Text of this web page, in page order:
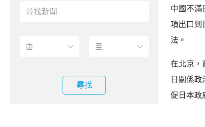
尋找
中國不滿
項出口到
法。
在北京，
日關係
促日本政